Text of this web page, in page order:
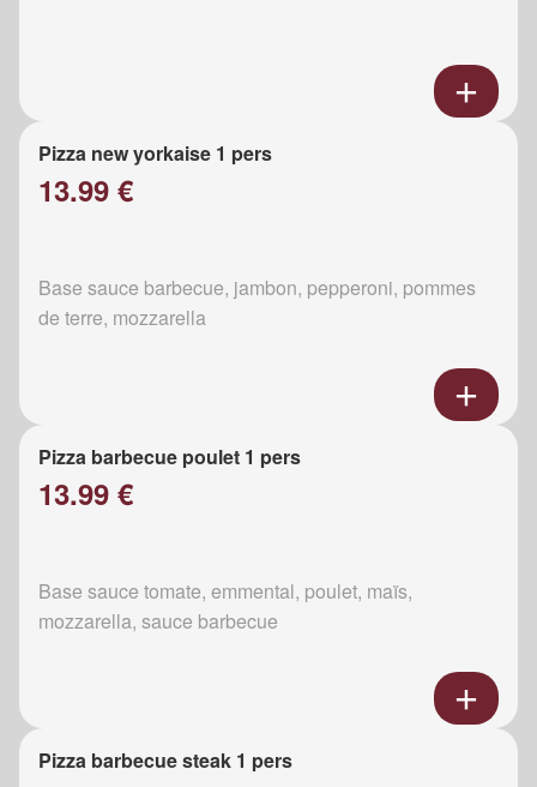
Pizza new yorkaise 1 pers
13.99 €
Base sauce barbecue, jambon, pepperoni, pommes
de terre, mozzarella
Pizza barbecue poulet 1 pers
13.99 €
Base sauce tomate, emmental, poulet, maïs,
mozzarella, sauce barbecue
Pizza barbecue steak 1 pers